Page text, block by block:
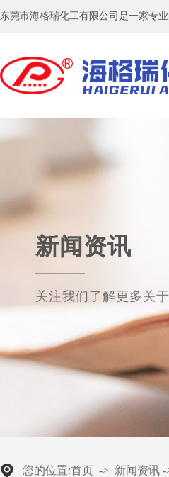
东莞市海格瑞化工有限公司是一家专
新闻资讯
关注我们了解更多关
您的位置:首页 -> 新闻资讯 -